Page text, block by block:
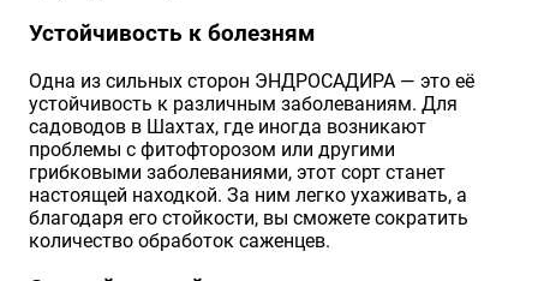
Устойчивость к болезням
Одна из сильных сторон ЭНДРОСАДИРА — это её
устойчивость к различным заболеваниям. Для
садоводов в Шахтах, где иногда возникают
проблемы с фитофторозом или другими
грибковыми заболеваниями, этот сорт станет
настоящей находкой. За ним легко ухаживать, а
благодаря его стойкости, вы сможете сократить
количество обработок саженцев.